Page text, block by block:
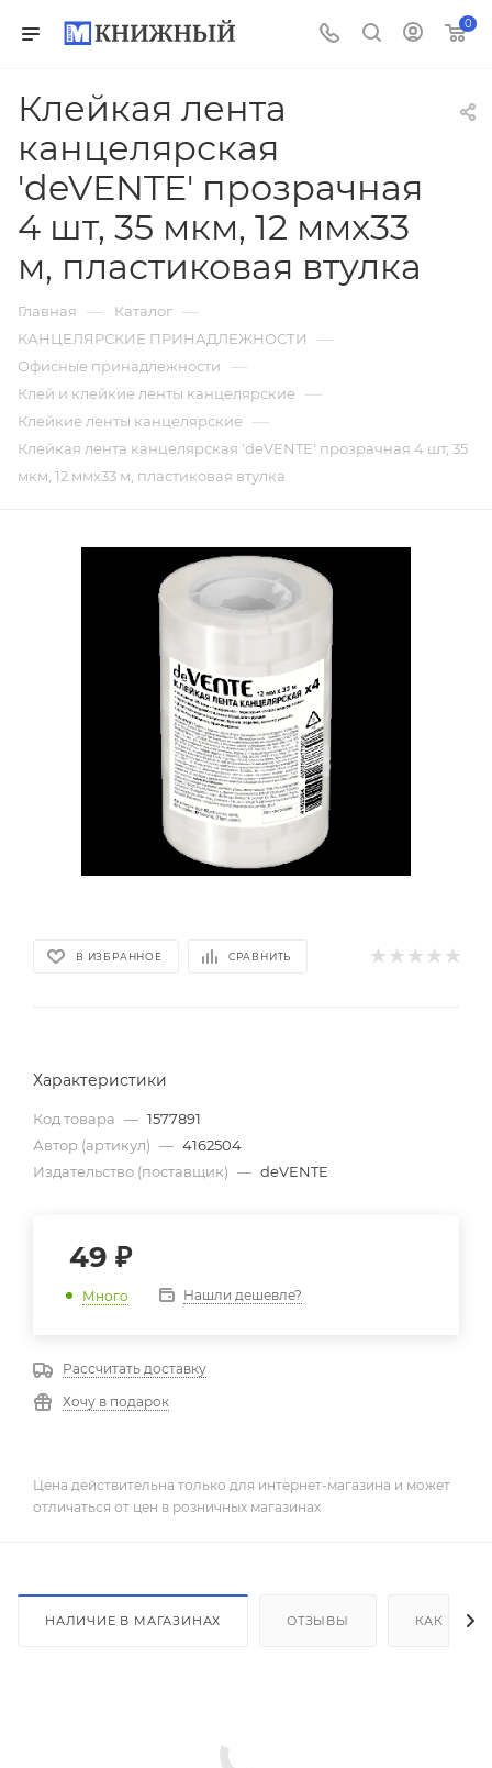
0
Клейкая лента
канцелярская
'deVENTE' прозрачная
4 шт, 35 мкм, 12 ммx33
м, пластиковая втулка
Главная — Каталог —
КАНЦЕЛЯРСКИЕ ПРИНАДЛЕЖНОСТИ —
Офисные принадлежности —
Клей и клейкие ленты канцелярские —
Клейкие ленты канцелярские —
Клейкая лента канцелярская 'deVENTE' прозрачная 4 шт, 35
мкм, 12 ммx33 м, пластиковая втулка
В ИЗБРАННОЕ СРАВНИТЬ
Характеристики
Код товара — 1577891
Автор (артикул) — 4162504
Издательство (поставщик) — deVENTE
49 ₽
Много Нашли дешевле?
Рассчитать доставку
Хочу в подарок
Цена действительна только для интернет-магазина и может
отличаться от цен в розничных магазинах
НАЛИЧИЕ В МАГАЗИНАХ ОТЗЫВЫ КАК